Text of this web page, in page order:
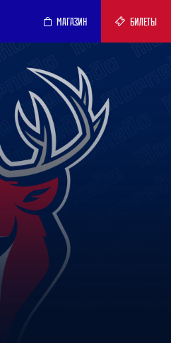
МАГАЗИН БИЛЕТЫ